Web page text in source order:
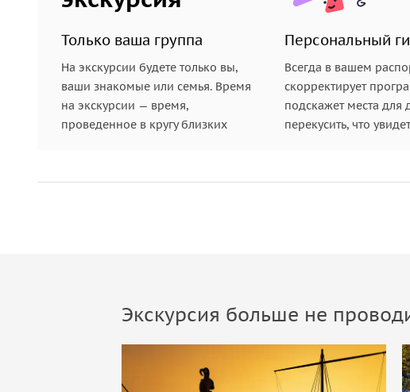
Только ваша группа
На экскурсии будете только вы,
ваши знакомые или семья. Время
на экскурсии — время,
проведенное в кругу близких
Персональный
Всегда в вашем
скорректирует
подскажет места для
перекусить, что
Экскурсия больше не